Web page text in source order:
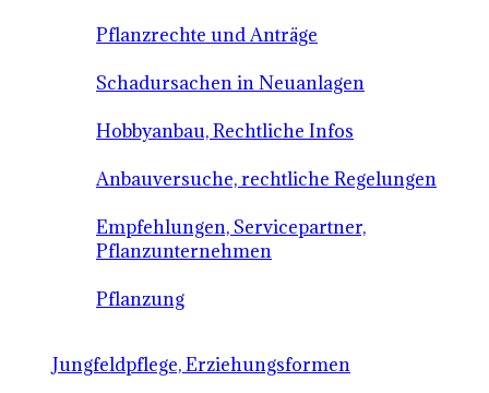
Pflanzrechte und Anträge
Schadursachen in Neuanlagen
Hobbyanbau, Rechtliche Infos
Anbauversuche, rechtliche Regelungen
Empfehlungen, Servicepartner,
Pflanzunternehmen
Pflanzung
Jungfeldpflege, Erziehungsformen